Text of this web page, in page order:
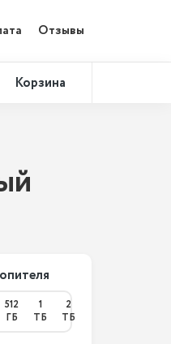
Отзывы
Контакты
Корзина
512
ГБ
1
ТБ
2
ТБ